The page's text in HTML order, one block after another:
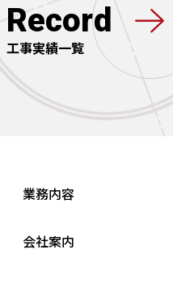
Record
工事実績一覧
業務内容
会社案内